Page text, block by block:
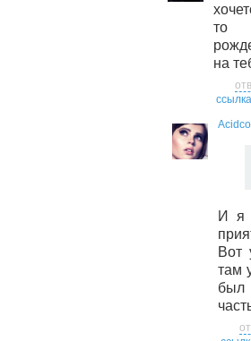
то
на
ссылка
И я
Вот
там
был